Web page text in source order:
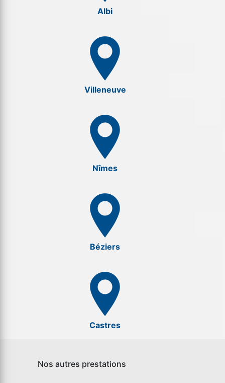
Albi
Villeneuve
Nîmes
Béziers
Castres
Nos autres prestations